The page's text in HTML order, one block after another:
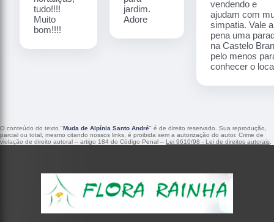
tudo!!!!
Muito
bom!!!!
jardim.
Adore
vendendo e
ajudam com
simpatia. Vale a
pena uma
na Castelo
pelo menos
conhecer o
O conteúdo do texto "Muda de Alpínia Santo André" é de direito reservado. Sua reprodução,
parcial ou total, mesmo citando nossos links, é proibida sem a autorização do autor. Crime de
violação de direito autoral – artigo 184 do Código Penal – Lei 9610/98 - Lei de direitos autorais